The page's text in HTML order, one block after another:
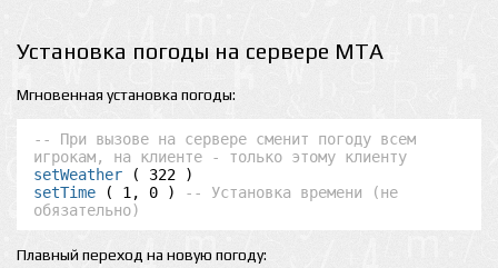
Установка погоды на сервере MTA
Мгновенная установка погоды:
-- При вызове на сервере сменит погоду всем
игрокам, на клиенте - только этому клиенту
setWeather
setTime ( 1, 0 )
-- Установка времени (не
обязательно)
Плавный переход на новую погоду: